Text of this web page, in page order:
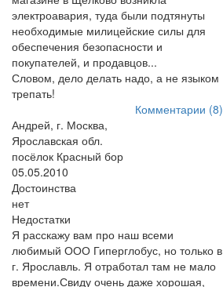
электроавария, туда были подтянуты
необходимые милицейские силы для
обеспечения безопасности и
покупателей, и продавцов...
Словом, дело делать надо, а не языком
трепать!
Комментарии (8)
Андрей, г. Москва,
Ярославская обл.
посёлок Красный бор
05.05.2010
Достоинства
нет
Недостатки
Я расскажу вам про наш всеми
любимый ООО Гиперглобус, но только в
г. Ярославль. Я отработал там не мало
времени.Свиду очень даже хорошая,